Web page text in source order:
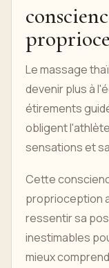
Le massage
devenir plus à
étirements
obligent
sensations et
Cette
proprioception
ressentir sa
inestimables
mieux